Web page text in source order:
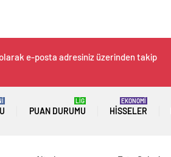
e-posta adresiniz üzerinden takip
PUAN DURUMU
LİG
HISSELER
EKONOMİ